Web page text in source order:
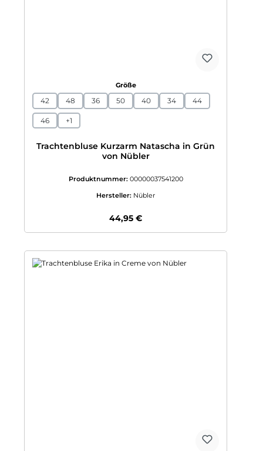
Größeauswählen
42 48 36 50 40 34 44
46 +1
Trachtenbluse Kurzarm Natascha in Grün
von Nübler
Produktnummer: 00000037541200
Hersteller: Nübler
Regulärer Preis:
44,95 €